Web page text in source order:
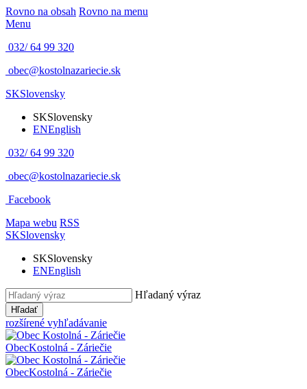
Rovno na obsah Rovno na menu
Menu
032/ 64 99 320
obec@kostolnazariecie.sk
SKSlovensky
SKSlovensky
ENEnglish
032/ 64 99 320
obec@kostolnazariecie.sk
Facebook
Mapa webu RSS
SKSlovensky
SKSlovensky
ENEnglish
Hľadaný výraz
Hľadať
rozšírené vyhľadávanie
ObecKostolná - Záriečie
ObecKostolná - Záriečie